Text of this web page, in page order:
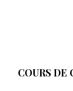
COURS DE